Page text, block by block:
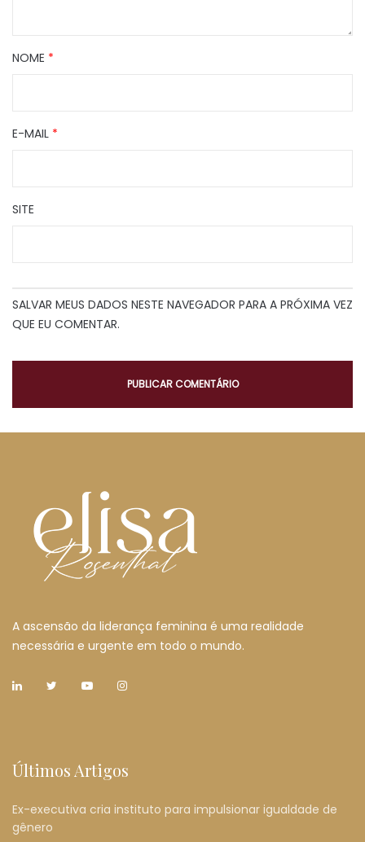
NOME *
E-MAIL *
SITE
SALVAR MEUS DADOS NESTE NAVEGADOR PARA A PRÓXIMA VEZ
QUE EU COMENTAR.
A ascensão da liderança feminina é uma realidade
necessária e urgente em todo o mundo.
Últimos Artigos
Ex-executiva cria instituto para impulsionar igualdade de
gênero